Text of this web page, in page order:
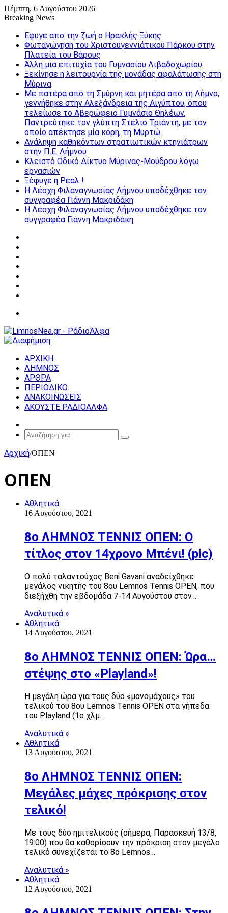
Πέμπτη, 6 Αυγούστου 2026
Breaking News
Εφυγε απο την ζωή o Ηρακλής Ξύκης
Φωταγώγηση του Χριστουγεννιάτικου Πάρκου στην
Πλατεία του Βάρους
Άλλη μια επιτυχία του Γυμνασίου Λιβαδοχωρίου
Ξεκίνησε η λειτουργία της μονάδας αφαλάτωσης στη
Μύρινα
Με πατέρα από τη Σμύρνη και μητέρα από τη Λήμνο,
γεννήθηκε στην Αλεξάνδρεια της Αιγύπτου, όπου
τελείωσε το Αβερώφειο Γυμνάσιο Θηλέων.
Παντρεύτηκε τον γλύπτη Στέλιο Τριάντη, με τον
οποίο απέκτησε μία κόρη, τη Μυρτώ.
Ανάληψη καθηκόντων στρατιωτικών κτηνιάτρων
στην Π.Ε. Λήμνου
Κλειστό Οδικό Δίκτυο Μύρινας-Μούδρου λόγω
εργασιών
Ξέφυγε η Ρεαλ !
Η Λέσχη Φιλαναγνωσίας Λήμνου υποδέχθηκε τον
συγγραφέα Γιάννη Μακριδάκη
Η Λέσχη Φιλαναγνωσίας Λήμνου υποδέχθηκε τον
συγγραφέα Γιάννη Μακριδάκη
ΑΡΧΙΚΗ
ΛΗΜΝΟΣ
ΑΡΘΡΑ
ΠΕΡΙΟΔΙΚΟ
ΑΝΑΚΟΙΝΩΣΕΙΣ
ΑΚΟΥΣΤΕ ΡΑΔΙΟΑΛΦΑ
Article
Αναζήτηση
Αρχική/ΟΠΕΝ
ΟΠΕΝ
Αθλητικά
16 Αυγούστου, 2021
8ο ΛΗΜΝΟΣ ΤΕΝΝΙΣ ΟΠΕΝ: Ο
τίτλος στον 14χρονο Μπένι! (pic)
Ο πολύ ταλαντούχος Beni Gavani αναδείχθηκε
μεγάλος νικητής του 8ου Lemnos Tennis OPEN, που
διεξήχθη την εβδομάδα 7-14 Αυγούστου στον…
Αναλυτικά »
Αθλητικά
14 Αυγούστου, 2021
8ο ΛΗΜΝΟΣ ΤΕΝΝΙΣ ΟΠΕΝ: Ώρα…
στέψης στο «Playland»!
Η μεγάλη ώρα για τους δύο «μονομάχους» του
τελικού του 8ου Lemnos Tennis OPEN στα γήπεδα
του Playland (1ο χλμ…
Αναλυτικά »
Αθλητικά
13 Αυγούστου, 2021
8ο ΛΗΜΝΟΣ ΤΕΝΝΙΣ ΟΠΕΝ:
Μεγάλες μάχες πρόκρισης στον
τελικό!
Με τους δύο ημιτελικούς (σήμερα, Παρασκευή 13/8,
19:00) που θα καθορίσουν την πρόκριση στον μεγάλο
τελικό συνεχίζεται το 8ο Lemnos…
Αναλυτικά »
Αθλητικά
12 Αυγούστου, 2021